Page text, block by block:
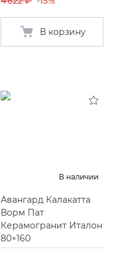
В корзину
В наличии
Авангард Калакатта
Ворм Пат
Керамогранит Италон
80×160